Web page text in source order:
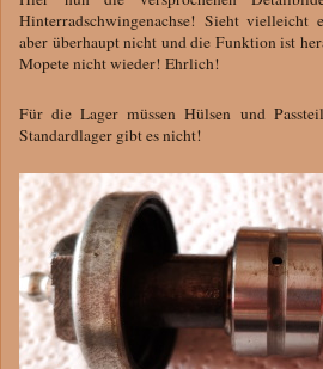
Hinterradschwingenachse! Sieht vielleicht
aber überhaupt nicht und die Funktion ist
Mopete nicht wieder! Ehrlich!
Für die Lager müssen Hülsen und
Standardlager gibt es nicht!